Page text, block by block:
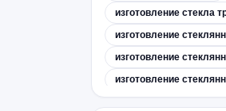
изготовление стекла
изготовление
изготовление
изготовление